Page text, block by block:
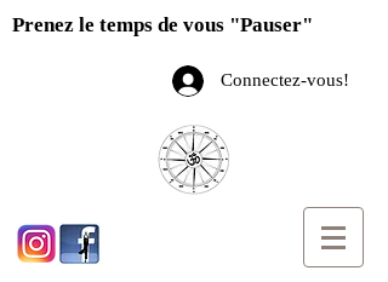
Prenez le temps de vous "Pauser"
Connectez-vous!